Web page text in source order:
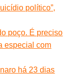
político”,
poço. É preciso
especial com
há 23 dias